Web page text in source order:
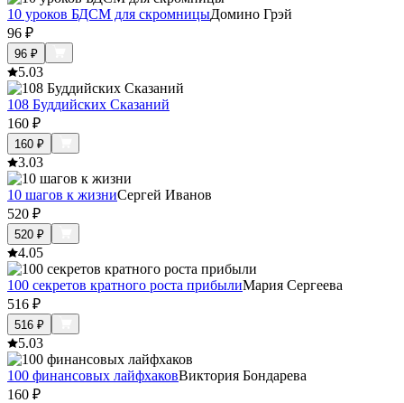
10 уроков БДСМ для скромницыДомино Грэй
96 ₽
96 ₽
5.03
108 Буддийских Сказаний
160 ₽
160 ₽
3.03
10 шагов к жизниСергей Иванов
520 ₽
520 ₽
4.05
100 секретов кратного роста прибылиМария Сергеева
516 ₽
516 ₽
5.03
100 финансовых лайфхаковВиктория Бондарева
160 ₽